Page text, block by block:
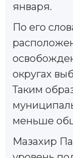
января.
По его
округах
Таким
меньше
Мазахир